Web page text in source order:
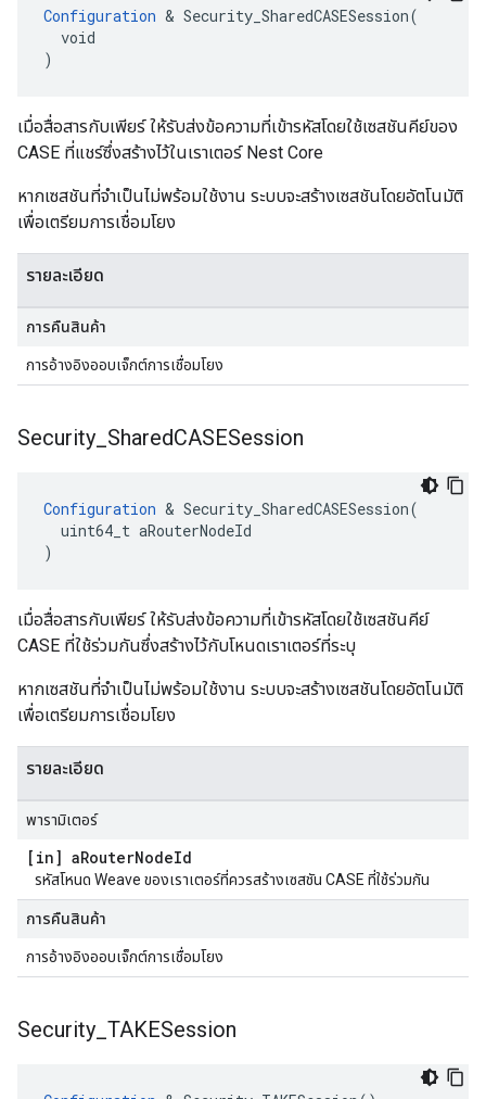
Configuration & Security_SharedCASESession(
  void
)
เมื่อสื่อสารกับเพียร์ ให้รับส่งข้อความที่เข้ารหัสโดยใช้เซสชันคีย์ของ
CASE ที่แชร์ซึ่งสร้างไว้ในเราเตอร์ Nest Core
หากเซสชันที่จำเป็นไม่พร้อมใช้งาน ระบบจะสร้างเซสชันโดยอัตโนมัติ
เพื่อเตรียมการเชื่อมโยง
รายละเอียด
การคืนสินค้า
การอ้างอิงออบเจ็กต์การเชื่อมโยง
Security SharedCASESession
Configuration & Security_SharedCASESession(
  uint64_t aRouterNodeId
)
เมื่อสื่อสารกับเพียร์ ให้รับส่งข้อความที่เข้ารหัสโดยใช้เซสชันคีย์
CASE ที่ใช้ร่วมกันซึ่งสร้างไว้กับโหนดเราเตอร์ที่ระบุ
หากเซสชันที่จำเป็นไม่พร้อมใช้งาน ระบบจะสร้างเซสชันโดยอัตโนมัติ
เพื่อเตรียมการเชื่อมโยง
รายละเอียด
พารามิเตอร์
[in] aRouterNodeId
รหัสโหนด Weave ของเราเตอร์ที่ควรสร้างเซสชัน CASE ที่ใช้ร่วมกัน
การคืนสินค้า
การอ้างอิงออบเจ็กต์การเชื่อมโยง
Security TAKESession